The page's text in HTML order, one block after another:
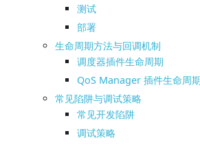
测试
部署
生命周期方法与回调机制
调度器插件生命周期
QoS Manager 插件生命周期
常见陷阱与调试策略
常见开发陷阱
调试策略